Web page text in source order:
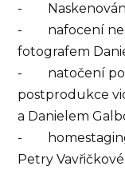
- Naskenování
- nafocení
fotografem
- natočení
postprodukce
a Danielem
- homestaging
Petry